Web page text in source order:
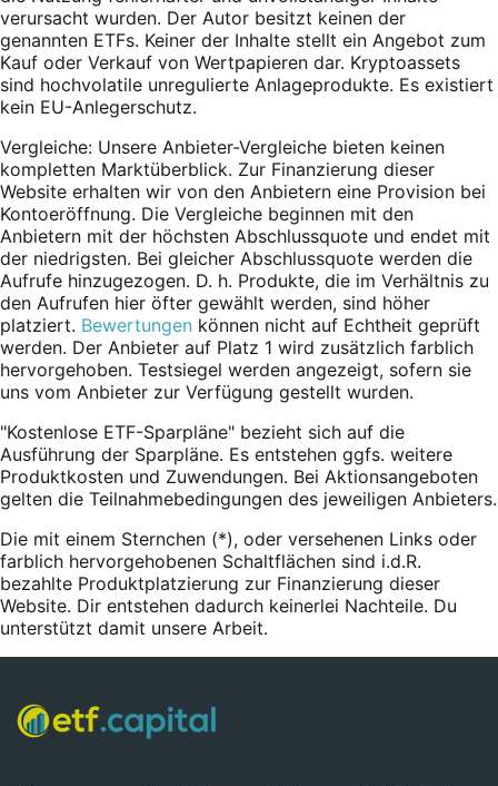
verursacht wurden. Der Autor besitzt keinen der
genannten ETFs. Keiner der Inhalte stellt ein Angebot zum
Kauf oder Verkauf von Wertpapieren dar. Kryptoassets
sind hochvolatile unregulierte Anlageprodukte. Es existiert
kein EU-Anlegerschutz.
Vergleiche: Unsere Anbieter-Vergleiche bieten keinen
kompletten Marktüberblick. Zur Finanzierung dieser
Website erhalten wir von den Anbietern eine Provision bei
Kontoeröffnung. Die Vergleiche beginnen mit den
Anbietern mit der höchsten Abschlussquote und endet mit
der niedrigsten. Bei gleicher Abschlussquote werden die
Aufrufe hinzugezogen. D. h. Produkte, die im Verhältnis zu
den Aufrufen hier öfter gewählt werden, sind höher
platziert. Bewertungen können nicht auf Echtheit geprüft
werden. Der Anbieter auf Platz 1 wird zusätzlich farblich
hervorgehoben. Testsiegel werden angezeigt, sofern sie
uns vom Anbieter zur Verfügung gestellt wurden.
"Kostenlose ETF-Sparpläne" bezieht sich auf die
Ausführung der Sparpläne. Es entstehen ggfs. weitere
Produktkosten und Zuwendungen. Bei Aktionsangeboten
gelten die Teilnahmebedingungen des jeweiligen Anbieters.
Die mit einem Sternchen (*), oder versehenen Links oder
farblich hervorgehobenen Schaltflächen sind i.d.R.
bezahlte Produktplatzierung zur Finanzierung dieser
Website. Dir entstehen dadurch keinerlei Nachteile. Du
unterstützt damit unsere Arbeit.